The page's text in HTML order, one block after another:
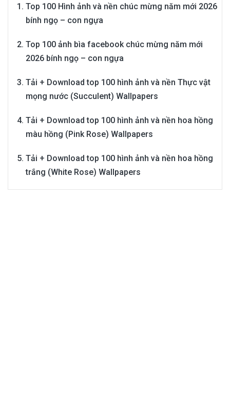
Top 100 Hình ảnh và nền chúc mừng năm mới 2026
bính ngọ – con ngựa
Top 100 ảnh bìa facebook chúc mừng năm mới
2026 bính ngọ – con ngựa
Tải + Download top 100 hình ảnh và nền Thực vật
mọng nước (Succulent) Wallpapers
Tải + Download top 100 hình ảnh và nền hoa hồng
màu hồng (Pink Rose) Wallpapers
Tải + Download top 100 hình ảnh và nền hoa hồng
trắng (White Rose) Wallpapers